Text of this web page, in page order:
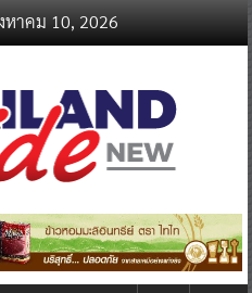
หาคม 10, 2026